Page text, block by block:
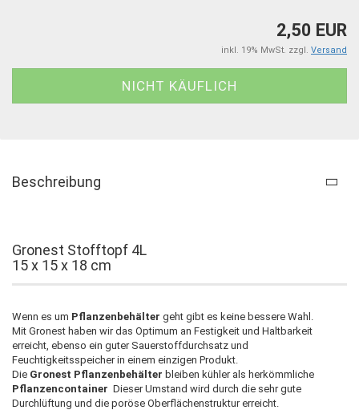
2,50 EUR
inkl. 19% MwSt. zzgl. Versand
Beschreibung
Gronest Stofftopf 4L
15 x 15 x 18 cm
Wenn es um Pflanzenbehälter geht gibt es keine bessere Wahl.
Mit Gronest haben wir das Optimum an Festigkeit und Haltbarkeit
erreicht, ebenso ein guter Sauerstoffdurchsatz und
Feuchtigkeitsspeicher in einem einzigen Produkt.
Die Gronest Pflanzenbehälter bleiben kühler als herkömmliche
Pflanzencontainer Dieser Umstand wird durch die sehr gute
Durchlüftung und die poröse Oberflächenstruktur erreicht.